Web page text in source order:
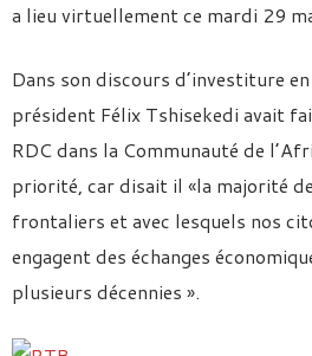
a lieu virtuellement ce mardi 29
Dans son discours d’investiture
président Félix Tshisekedi avait
RDC dans la Communauté de
priorité, car disait il «la majorité
frontaliers et avec lesquels nos
engagent des échanges
plusieurs décennies ».